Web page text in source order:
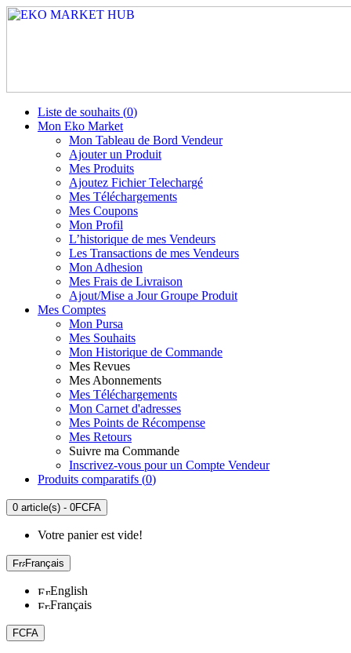
Liste de souhaits (0)
Mon Eko Market
Mon Tableau de Bord Vendeur
Ajouter un Produit
Mes Produits
Ajoutez Fichier Telechargé
Mes Téléchargements
Mes Coupons
Mon Profil
L’historique de mes Vendeurs
Les Transactions de mes Vendeurs
Mon Adhesion
Mes Frais de Livraison
Ajout/Mise a Jour Groupe Produit
Mes Comptes
Mon Pursa
Mes Souhaits
Mon Historique de Commande
Mes Revues
Mes Abonnements
Mes Téléchargements
Mon Carnet d'adresses
Mes Points de Récompense
Mes Retours
Suivre ma Commande
Inscrivez-vous pour un Compte Vendeur
Produits comparatifs (0)
0 article(s) - 0FCFA
Votre panier est vide!
Français
English
Français
FCFA